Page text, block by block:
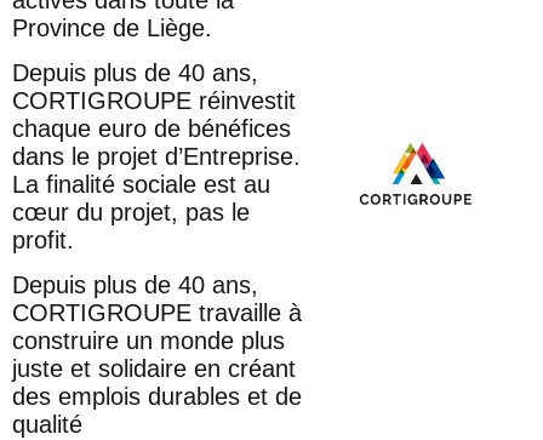
Province de Liège.
Depuis plus de 40 ans,
CORTIGROUPE réinvestit
chaque euro de bénéfices
dans le projet d’Entreprise.
La finalité sociale est au
cœur du projet, pas le
profit.
Depuis plus de 40 ans,
CORTIGROUPE travaille à
construire un monde plus
juste et solidaire en créant
des emplois durables et de
qualité